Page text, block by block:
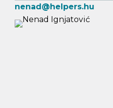
nenad@helpers.hu